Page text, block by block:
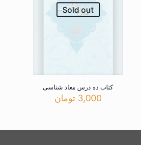
Sold out
کتاب ده درس معاد شناسی
3,000 تومان